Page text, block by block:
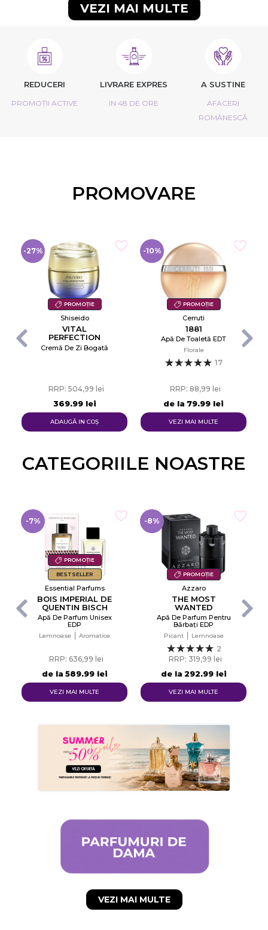
VEZI MAI MULTE
REDUCERI
PROMOȚII ACTIVE
LIVRARE EXPRES
IN 48 DE ORE
A SUSTINE
AFACERI
ROMÂNESCĂ
PROMOVARE
PROMOȚIE
-27%
Shiseido
VITAL
PERFECTION
UPLIFTING AND
Cremă De Zi Bogată
RRP: 504,99 lei
369,99 lei
ADAUGĂ IN COŞ
PROMOȚIE
-10%
Cerruti
1881
Apă De Toaletă EDT
Florale
17
de la
RRP: 88,99 lei
79,99 lei
VEZI MAI MULTE
CATEGORIILE NOASTRE​
PROMOȚIE
BESTSELLER
-7%
Essential Parfums
BOIS IMPERIAL DE
QUENTIN BISCH
Apă De Parfum Unisex
EDP
Lemnoase Aromatice
de la
RRP: 636,99 lei
589,99 lei
VEZI MAI MULTE
PROMOȚIE
-8%
Azzaro
THE MOST
WANTED
Apă De Parfum Pentru
Bărbați EDP
Picant Lemnoase
2
de la
RRP: 319,99 lei
292,99 lei
VEZI MAI MULTE
VEZI MAI MULTE
Creeaza o lista de dorinte
Numele listei de dorinte
Anuleaza
Creeaza o lista de dorinte